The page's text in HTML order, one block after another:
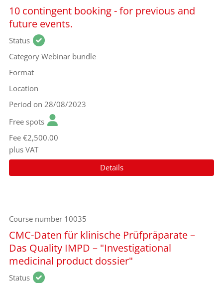
10 contingent booking - for previous and
future events.
Status
Category Webinar bundle
Format
Location
Period on 28/08/2023
Free spots
Fee €2,500.00
plus VAT
Details
Course number 10035
CMC-Daten für klinische Prüfpräparate –
Das Quality IMPD – "Investigational
medicinal product dossier"
Status